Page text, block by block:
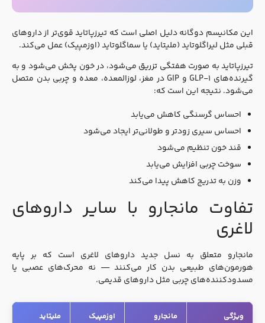
این مکانیسم دوگانه دلیل اصلی است که تیرزپاتاید قوی‌تر از داروهای
قبلی مثل لیراگلوتاید (ملیتاید) یا سماگلوتاید (اوزمپیک) عمل می‌کند.
تیرزپاتاید به صورت هفتگی تزریق می‌شود، در خون پخش می‌شود و به
گیرنده‌های GLP-۱ و GIP در مغز، لوزالمعده، معده و چربی بدن متصل
می‌شود. نتیجه این است که:
احساس گرسنگی کاهش می‌یابد
احساس سیری زودتر و طولانی‌تر ایجاد می‌شود
قند خون تنظیم می‌شود
سوخت چربی افزایش می‌یابد
وزن به تدریج کاهش پیدا می‌کند
تفاوت مانجارو با سایر داروهای
لاغری
مانجارو متعلق به نسل جدید داروهای لاغری است که بر پایه
هورمون‌های طبیعی بدن کار می‌کنند — نه محرک‌های عصبی یا
مسدودکننده‌های چربی مثل داروهای قدیمی.
ویژگی مانجارو اوزمپیک ملیتاید